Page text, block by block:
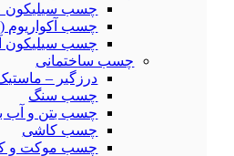
چسب سیلیکون
چسب
چسب سیلیکون
چسب ساختمانی
درزگیر –
چسب سنگ
چسب بتن و آب
چسب کاشی
چسب موکت و